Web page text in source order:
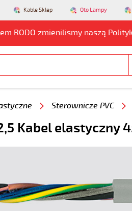
Kable Sklep Oto Lampy
RODO zmienilismy naszą
Sterownicze PVC
Kabel elastyczny